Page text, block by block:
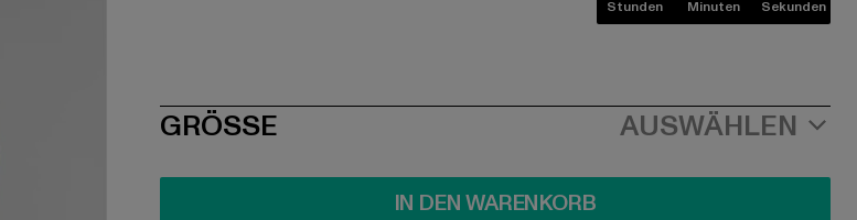
Stunden Minuten Sekunden
SIZE
GRÖSSE AUSWÄHLEN
IN DEN WARENKORB